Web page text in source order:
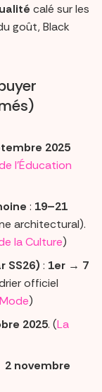
calé sur les
goût, Black
2025
l'Éducation
: 19–21
architectural).
la Culture)
SS26) : 1er → 7
officiel
)
2025. (La
novembre